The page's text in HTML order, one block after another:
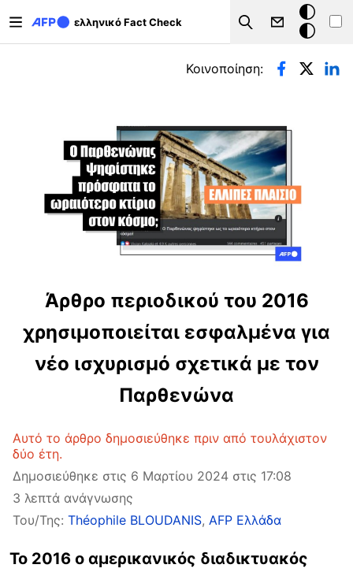
ελληνικό Fact Check
Search
Σκοτεινή
Πρωτεύουσες καρτέλες
Κοινοποίηση:
Άρθρο περιοδικού του 2016
χρησιμοποιείται εσφαλμένα για
νέο ισχυρισμό σχετικά με τον
Παρθενώνα
Αυτό το άρθρο δημοσιεύθηκε πριν από τουλάχιστον
δύο έτη.
Δημοσιεύθηκε στις 6 Μαρτίου 2024 στις 17:08
3 λεπτά ανάγνωσης
Του/Της: Théophile BLOUDANIS, AFP Ελλάδα
Το 2016 ο αμερικανικός διαδικτυακός